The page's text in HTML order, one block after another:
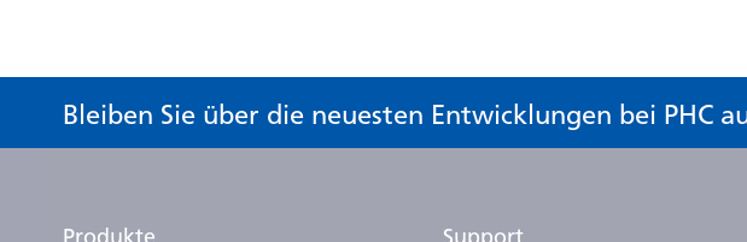
Bleiben Sie über die neuesten Entwicklungen bei PHC